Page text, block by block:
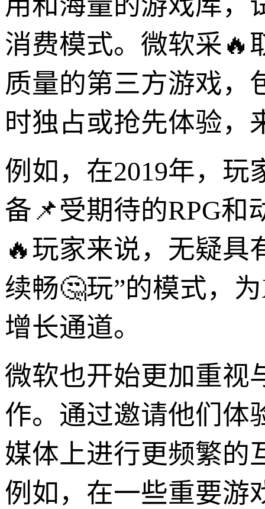
消费模式。微软采🔥
质量的第三方游戏，
时独占或抢先体验，
例如，在2019年，玩
备📌受期待的RPG和
🔥玩家来说，无疑具
续畅🤔玩”的模式，
增长通道。
微软也开始更加重视
作。通过邀请他们体
媒体上进行更频繁的
例如，在一些重要游